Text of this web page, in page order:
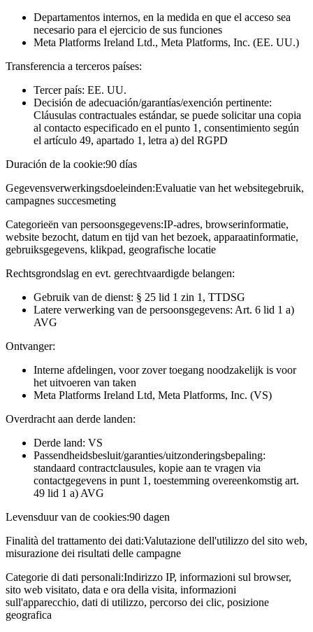
Departamentos internos, en la medida en que el acceso sea
necesario para el ejercicio de sus funciones
Meta Platforms Ireland Ltd., Meta Platforms, Inc. (EE. UU.)
Transferencia a terceros países:
Tercer país: EE. UU.
Decisión de adecuación/garantías/exención pertinente:
Cláusulas contractuales estándar, se puede solicitar una copia
al contacto especificado en el punto 1, consentimiento según
el artículo 49, apartado 1, letra a) del RGPD
Duración de la cookie:90 días
Gegevensverwerkingsdoeleinden:Evaluatie van het websitegebruik,
campagnes succesmeting
Categorieën van persoonsgegevens:IP-adres, browserinformatie,
website bezocht, datum en tijd van het bezoek, apparaatinformatie,
gebruiksgegevens, klikpad, geografische locatie
Rechtsgrondslag en evt. gerechtvaardigde belangen:
Gebruik van de dienst: § 25 lid 1 zin 1, TTDSG
Latere verwerking van de persoonsgegevens: Art. 6 lid 1 a)
AVG
Ontvanger:
Interne afdelingen, voor zover toegang noodzakelijk is voor
het uitvoeren van taken
Meta Platforms Ireland Ltd, Meta Platforms, Inc. (VS)
Overdracht aan derde landen:
Derde land: VS
Passendheidsbesluit/garanties/uitzonderingsbepaling:
standaard contractclausules, kopie aan te vragen via
contactgegevens in punt 1, toestemming overeenkomstig art.
49 lid 1 a) AVG
Levensduur van de cookies:90 dagen
Finalità del trattamento dei dati:Valutazione dell'utilizzo del sito web,
misurazione dei risultati delle campagne
Categorie di dati personali:Indirizzo IP, informazioni sul browser,
sito web visitato, data e ora della visita, informazioni
sull'apparecchio, dati di utilizzo, percorso dei clic, posizione
geografica